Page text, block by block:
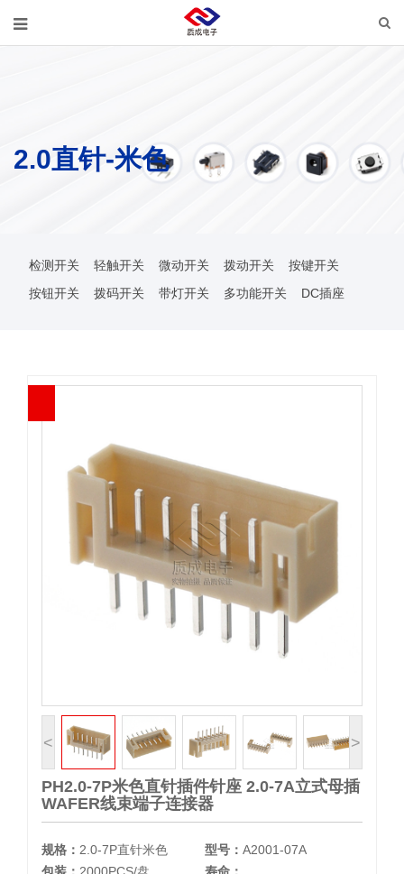
2.0直针-米色
检测开关 轻触开关 微动开关 拨动开关
按键开关
按钮开关
拨码开关 带灯开关 多功能开关 DC插座
< >
PH2.0-7P米色直针插件针座 2.0-7A立式母插
WAFER线束端子连接器
规格： 2.0-7P直针米色 型号： A2001-07A